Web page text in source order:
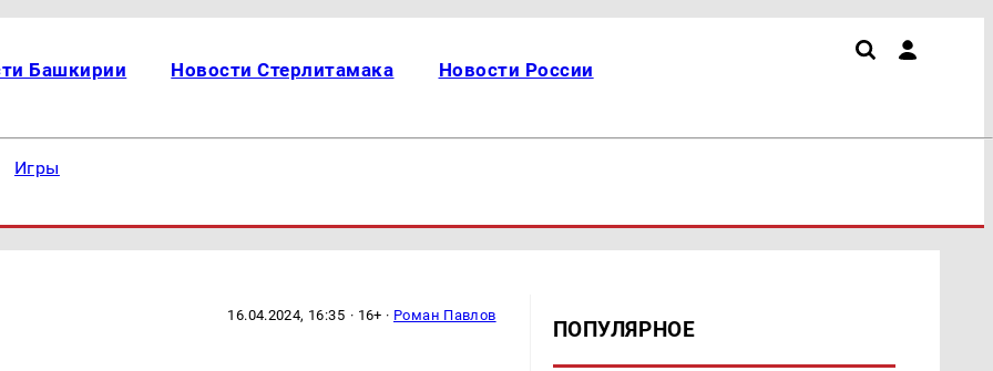
Башкирии Новости Стерлитамака Новости России
Игры
16.04.2024, 16:35 · 16+ · Роман Павлов
ПОПУЛЯРНОЕ